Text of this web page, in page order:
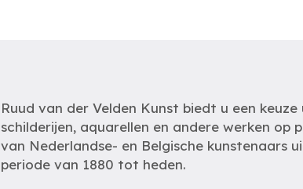
Ruud van der Velden Kunst biedt u een keuze
schilderijen, aquarellen en andere werken op
van Nederlandse- en Belgische kunstenaars
periode van 1880 tot heden.